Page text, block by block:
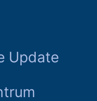
Update